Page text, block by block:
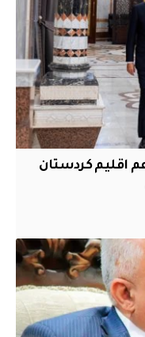
اقليم ‏كردستان